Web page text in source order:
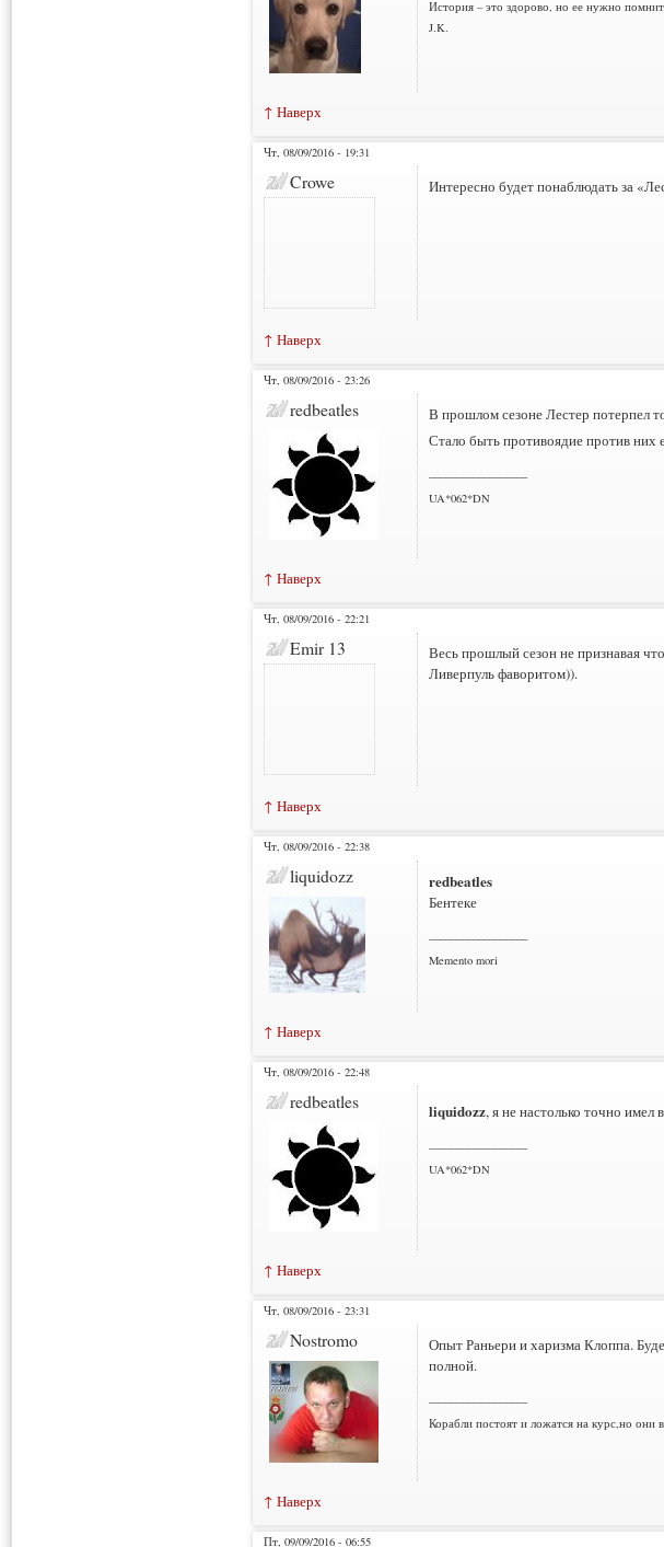
История – это здорово, но ее нужно
J.K.
↑ Наверх
Чт, 08/09/2016 - 19:31
Crowe Интересно будет понаблюдать за
↑ Наверх
Чт, 08/09/2016 - 23:26
redbeatles
В прошлом сезоне Лестер потерпел
Стало быть противоядие против них
UA*062*DN
↑ Наверх
Чт, 08/09/2016 - 22:21
Emir 13
Весь прошлый сезон не признавая
Ливерпуль фаворитом)).
↑ Наверх
Чт, 08/09/2016 - 22:38
liquidozz redbeatles
Бентеке
Memento mori
↑ Наверх
Чт, 08/09/2016 - 22:48
redbeatles liquidozz, я не настолько точно имел
UA*062*DN
↑ Наверх
Чт, 08/09/2016 - 23:31
Nostromo
Опыт Раньери и харизма Клоппа.
полной.
Корабли постоят и ложатся на курс,но
↑ Наверх
Пт, 09/09/2016 - 06:55